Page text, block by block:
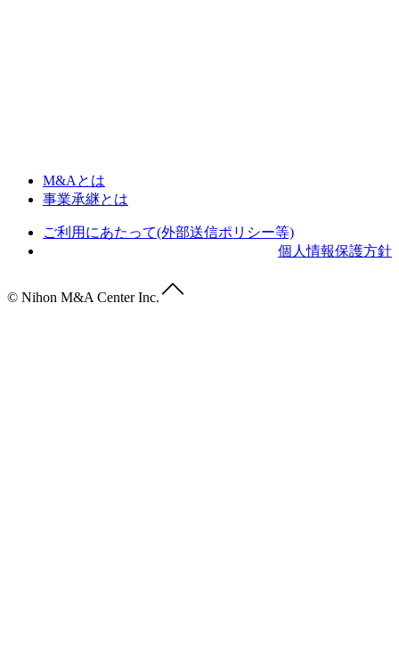
M&Aとは
事業承継とは
ご利用にあたって(外部送信ポリシー等)
個人情報保護方針
© Nihon M&A Center Inc.